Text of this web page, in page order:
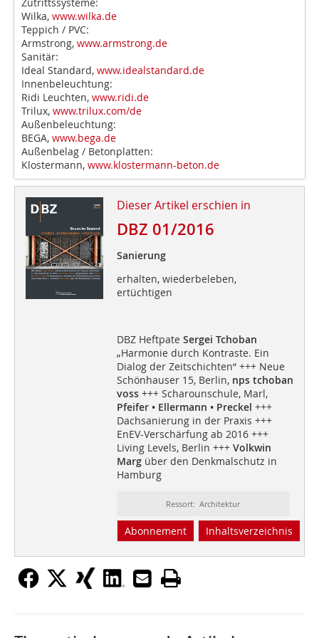
Zutrittssysteme:
Wilka, www.wilka.de
Teppich / PVC:
Armstrong, www.armstrong.de
Sanitär:
Ideal Standard, www.idealstandard.de
Innenbeleuchtung:
Ridi Leuchten, www.ridi.de
Trilux, www.trilux.com/de
Außenbeleuchtung:
BEGA, www.bega.de
Außenbelag / Betonplatten:
Klostermann, www.klostermann-beton.de
Dieser Artikel erschien in
DBZ 01/2016
Sanierung
erhalten, wiederbeleben,
ertüchtigen
DBZ Heftpate Sergei Tchoban
„Harmonie durch Kontraste. Ein
Dialog der Zeitschichten“ +++ Neue
Schönhauser 15, Berlin,nps tchoban
voss+++ Scharounschule, Marl,
Pfeifer • Ellermann • Preckel +++
Dachsanierung in der Praxis +++
EnEV-Verschärfung ab 2016 +++
Living Levels, Berlin +++ Volkwin
Margüber den Denkmalschutz in
Hamburg
Ressort: Architektur
Abonnement Inhaltsverzeichnis